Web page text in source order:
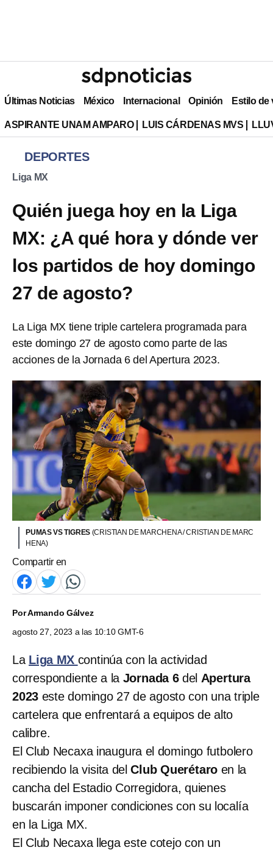
Últimas Noticias México Internacional Opinión Estilo de
ASPIRANTE UNAM AMPARO LUIS CÁRDENAS MVS
DEPORTES
Liga MX
Quién juega hoy en la Liga
MX: ¿A qué hora y dónde ver
los partidos de hoy domingo
27 de agosto?
La Liga MX tiene triple cartelera programada para
este domingo 27 de agosto como parte de las
acciones de la Jornada 6 del Apertura 2023.
PUMAS VS TIGRES (CRISTIAN DE MARCHENA / CRISTIAN DE MARC
HENA)
Compartir en
PorArmando Gálvez
agosto 27, 2023 a las 10:10 GMT-6
La Liga MX continúa con la actividad
correspondiente a la Jornada 6del Apertura
2023 este domingo 27 de agosto con una triple
cartelera que enfrentará a equipos de alto
calibre.
El Club Necaxa inaugura el domingo futbolero
recibiendo la visita delClub Querétaro en la
cancha del Estadio Corregidora, quienes
buscarán imponer condiciones con su localía
en la Liga MX.
El Club Necaxa llega este cotejo con un